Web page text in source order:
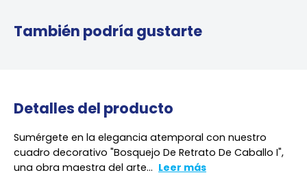
También podría gustarte
Detalles del producto
Sumérgete en la elegancia atemporal con nuestro
cuadro decorativo "Bosquejo De Retrato De Caballo I",
una obra maestra del arte... Leer más